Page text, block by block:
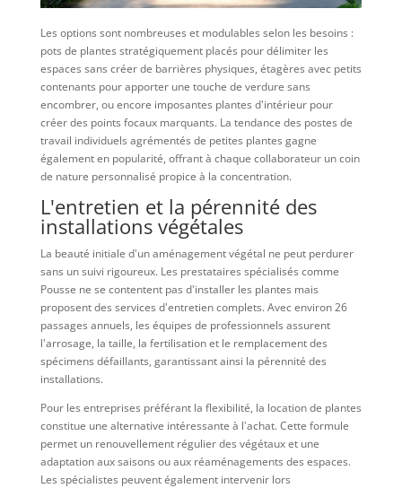
Les options sont nombreuses et modulables selon les besoins :
pots de plantes stratégiquement placés pour délimiter les
espaces sans créer de barrières physiques, étagères avec petits
contenants pour apporter une touche de verdure sans
encombrer, ou encore imposantes plantes d'intérieur pour
créer des points focaux marquants. La tendance des postes de
travail individuels agrémentés de petites plantes gagne
également en popularité, offrant à chaque collaborateur un coin
de nature personnalisé propice à la concentration.
L'entretien et la pérennité des
installations végétales
La beauté initiale d'un aménagement végétal ne peut perdurer
sans un suivi rigoureux. Les prestataires spécialisés comme
Pousse ne se contentent pas d'installer les plantes mais
proposent des services d'entretien complets. Avec environ 26
passages annuels, les équipes de professionnels assurent
l'arrosage, la taille, la fertilisation et le remplacement des
spécimens défaillants, garantissant ainsi la pérennité des
installations.
Pour les entreprises préférant la flexibilité, la location de plantes
constitue une alternative intéressante à l'achat. Cette formule
permet un renouvellement régulier des végétaux et une
adaptation aux saisons ou aux réaménagements des espaces.
Les spécialistes peuvent également intervenir lors